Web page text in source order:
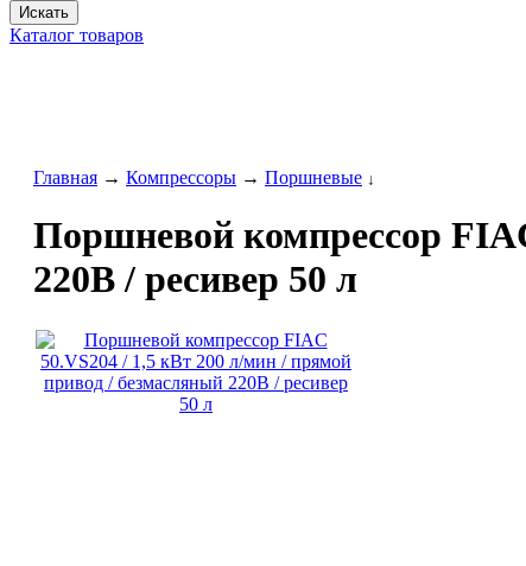
Искать
Каталог товаров
Главная → Компрессоры → Поршневые ↓
Поршневой компрессор
220В / ресивер 50 л